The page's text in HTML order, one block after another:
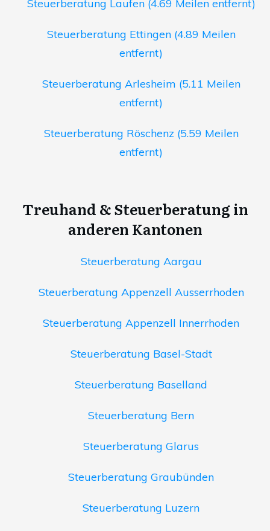
Steuerberatung Laufen (4.69 Meilen entfernt)
Steuerberatung Ettingen (4.89 Meilen
entfernt)
Steuerberatung Arlesheim (5.11 Meilen
entfernt)
Steuerberatung Röschenz (5.59 Meilen
entfernt)
Treuhand & Steuerberatung in
anderen Kantonen
Steuerberatung Aargau
Steuerberatung Appenzell Ausserrhoden
Steuerberatung Appenzell Innerrhoden
Steuerberatung Basel-Stadt
Steuerberatung Baselland
Steuerberatung Bern
Steuerberatung Glarus
Steuerberatung Graubünden
Steuerberatung Luzern